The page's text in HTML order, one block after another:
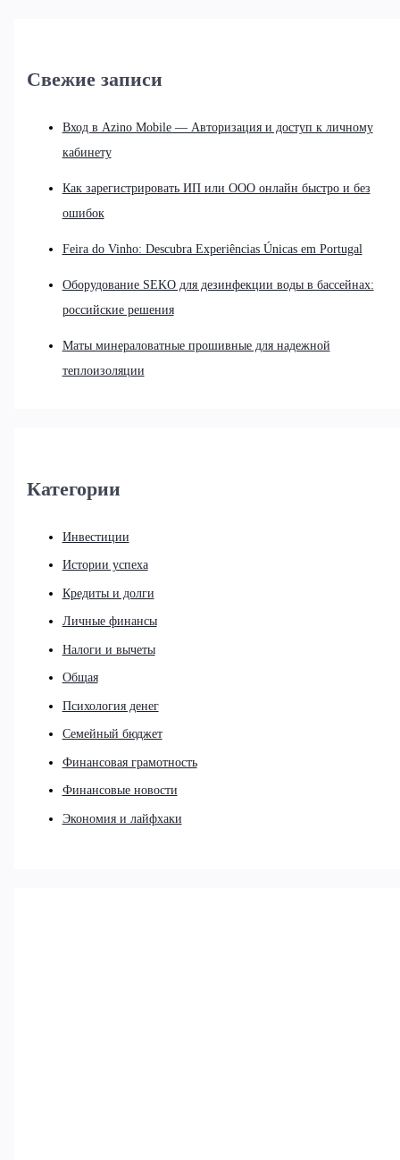
Свежие записи
Вход в Azino Mobile — Авторизация и доступ к личному
кабинету
Как зарегистрировать ИП или ООО онлайн быстро и без
ошибок
Feira do Vinho: Descubra Experiências Únicas em Portugal
Оборудование SEKO для дезинфекции воды в бассейнах:
российские решения
Маты минераловатные прошивные для надежной
теплоизоляции
Категории
Инвестиции
Истории успеха
Кредиты и долги
Личные финансы
Налоги и вычеты
Общая
Психология денег
Семейный бюджет
Финансовая грамотность
Финансовые новости
Экономия и лайфхаки